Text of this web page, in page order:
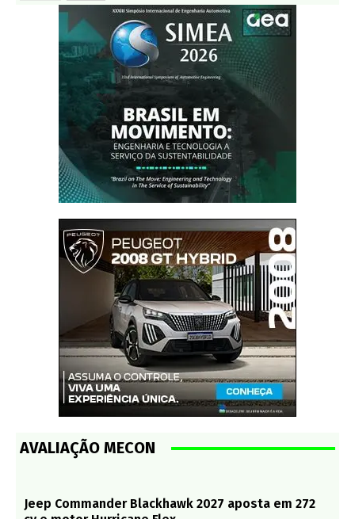
AVALIAÇÃO MECON
Jeep Commander Blackhawk 2027 aposta em 272